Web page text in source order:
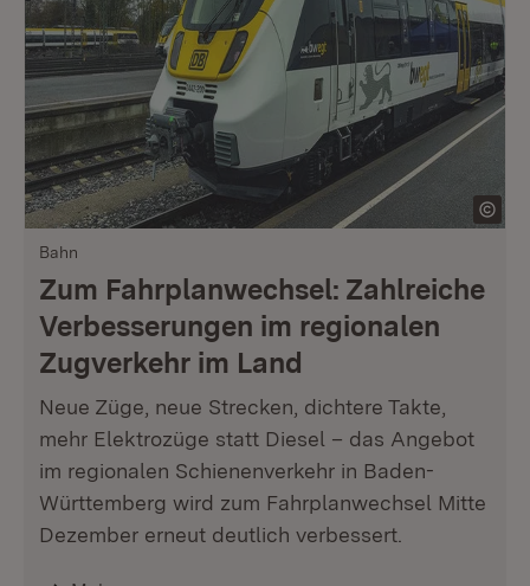
Bahn
Zum Fahrplanwechsel: Zahlreiche
Verbesserungen im regionalen
Zugverkehr im Land
Neue Züge, neue Strecken, dichtere Takte,
mehr Elektrozüge statt Diesel – das Angebot
im regionalen Schienenverkehr in Baden-
Württemberg wird zum Fahrplanwechsel Mitte
Dezember erneut deutlich verbessert.